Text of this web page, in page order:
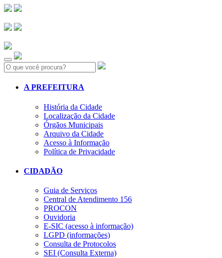
Search:
A PREFEITURA
História da Cidade
Localização da Cidade
Órgãos Municipais
Arquivo da Cidade
Acesso à Informação
Política de Privacidade
CIDADÃO
Guia de Serviços
Central de Atendimento 156
PROCON
Ouvidoria
E-SIC (acesso à informação)
LGPD (informações)
Consulta de Protocolos
SEI (Consulta Externa)